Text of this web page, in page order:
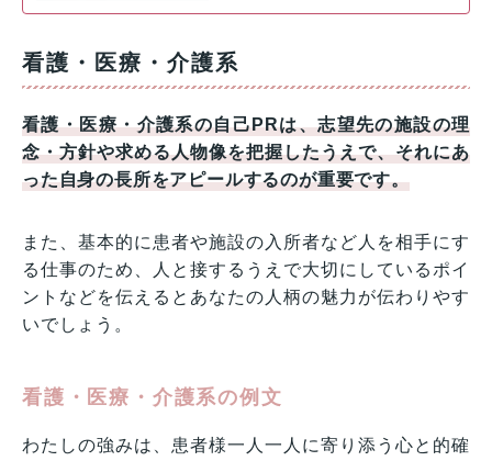
看護・医療・介護系
看護・医療・介護系の自己PRは、志望先の施設の理
念・方針や求める人物像を把握したうえで、それにあ
った自身の長所をアピールするのが重要です。
また、基本的に患者や施設の入所者など人を相手にす
る仕事のため、人と接するうえで大切にしているポイ
ントなどを伝えるとあなたの人柄の魅力が伝わりやす
いでしょう。
看護・医療・介護系の例文
わたしの強みは、患者様一人一人に寄り添う心と的確